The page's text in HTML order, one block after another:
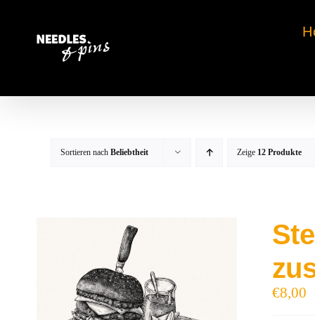
springen
Sortieren nach Beliebtheit Zeige 12 Produkte
€8,00